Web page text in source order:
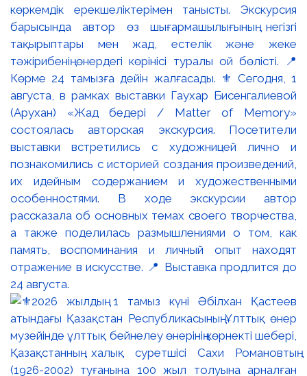
көркемдік ерекшеліктерімен танысты. Экскурсия
барысында автор өз шығармашылығының негізгі
тақырыптары мен жад, естелік және жеке
тәжірибенің өнердегі көрінісі туралы ой бөлісті. 📍
Көрме 24 тамызға дейін жалғасады. ⚜️ Сегодня, 1
августа, в рамках выставки Гаухар Бисенгалиевой
(Арухан) «Жад бедері / Matter of Memory»
состоялась авторская экскурсия. Посетители
выставки встретились с художницей лично и
познакомились с историей создания произведений,
их идейным содержанием и художественными
особенностями. В ходе экскурсии автор
рассказала об основных темах своего творчества,
а также поделилась размышлениями о том, как
память, воспоминания и личный опыт находят
отражение в искусстве. 📍 Выставка продлится до
24 августа.